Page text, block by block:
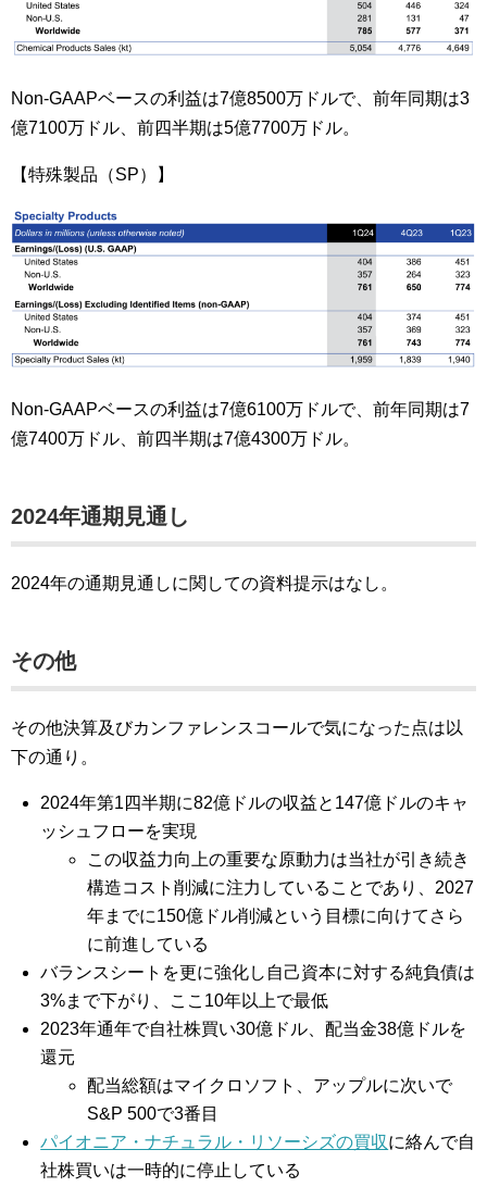
Non-GAAPベースの利益は7億8500万ドルで、前年同期は3
億7100万ドル、前四半期は5億7700万ドル。
【特殊製品（SP）】
Non-GAAPベースの利益は7億6100万ドルで、前年同期は7
億7400万ドル、前四半期は7億4300万ドル。
2024年通期見通し
2024年の通期見通しに関しての資料提示はなし。
その他
その他決算及びカンファレンスコールで気になった点は以
下の通り。
2024年第1四半期に82億ドルの収益と147億ドルのキャ
ッシュフローを実現
この収益力向上の重要な原動力は当社が引き続き
構造コスト削減に注力していることであり、2027
年までに150億ドル削減という目標に向けてさら
に前進している
バランスシートを更に強化し自己資本に対する純負債は
3%まで下がり、ここ10年以上で最低
2023年通年で自社株買い30億ドル、配当金38億ドルを
還元
配当総額はマイクロソフト、アップルに次いで
S&P 500で3番目
パイオニア・ナチュラル・リソーシズの買収に絡んで自
社株買いは一時的に停止している